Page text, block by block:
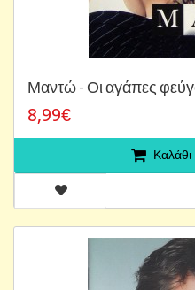
Μαντώ - Οι αγάπες
8,99€
Καλάθι